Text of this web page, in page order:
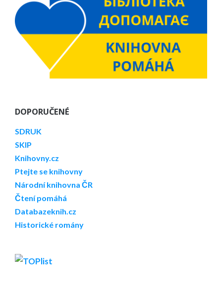
DOPORUČENÉ
SDRUK
SKIP
Knihovny.cz
Ptejte se knihovny
Národní knihovna ČR
Čtení pomáhá
Databazeknih.cz
Historické romány